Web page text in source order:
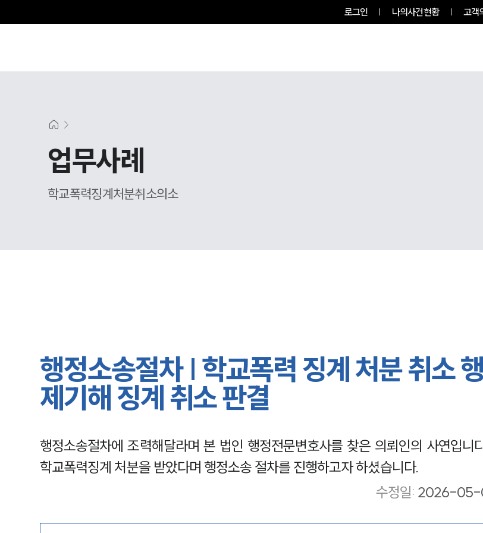
로그인 나의사건현황 고객
업무사례
학교폭력징계처분취소의소
행정소송절차 | 학교폭력 징계 처분 취소
제기해 징계 취소 판결
행정소송절차에 조력해달라며 본 법인 행정전문변호사를 찾은 의뢰인의 사연입니
학교폭력징계 처분을 받았다며 행정소송 절차를 진행하고자 하셨습니다.
수정일: 2026-05-